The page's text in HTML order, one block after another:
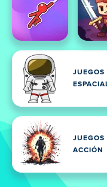
JUEGOS
JUEGOS
ACCIÓN